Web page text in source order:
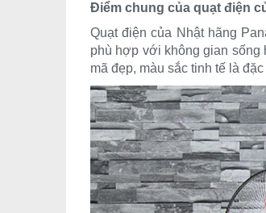
Điểm chung của quạt điện
Quạt điện của Nhật hãng
phù hợp với không gian sống
mã đẹp, màu sắc tinh tế là